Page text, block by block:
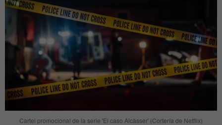
Cartel promocional de la serie 'El caso Alcàsser' (Cortería de Netflix)